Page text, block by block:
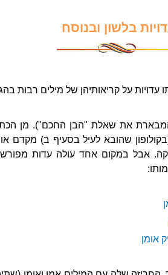
בלשון ובנוסח
על קריאותיהן של מילים רבות
את שאלת "הבן החכם"). מן הכתיב
שהובא לעיל בסעיף ב) מקדם
אבל במקום אחד עולה עדות
אומן